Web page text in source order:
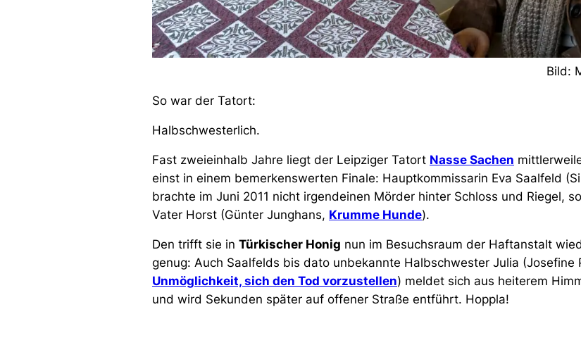
Bild:
So war der Tatort:
Halbschwesterlich.
Fast zweieinhalb Jahre liegt der Leipziger Tatort Nasse Sachen
einst in einem bemerkenswerten Finale: Hauptkommissarin Eva Saalfeld
brachte im Juni 2011 nicht irgendeinen Mörder hinter Schloss und Riegel,
Vater Horst (Günter Junghans, Krumme Hunde).
Den trifft sie in Türkischer Honig nun im Besuchsraum der Haftanstalt
genug: Auch Saalfelds bis dato unbekannte Halbschwester Julia (Josefine
Unmöglichkeit, sich den Tod vorzustellen) meldet sich aus heiterem
und wird Sekunden später auf offener Straße entführt. Hoppla!